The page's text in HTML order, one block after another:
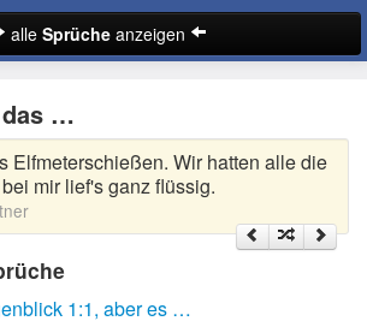
alle Sprücheanzeigen
das …
Elfmeterschießen. Wir hatten alle die
mir lief's ganz flüssig.
1:1, aber es …